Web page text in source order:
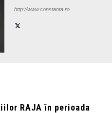
http://www.constanta.ro
RAJA în perioada